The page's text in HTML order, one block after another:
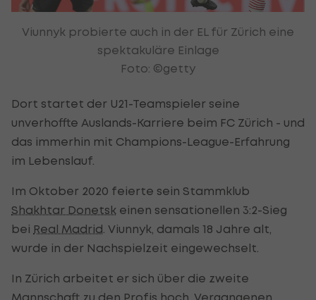
Viunnyk probierte auch in der EL für Zürich eine
spektakuläre Einlage
Foto: ©getty
Dort startet der U21-Teamspieler seine
unverhoffte Auslands-Karriere beim FC Zürich - und
das immerhin mit Champions-League-Erfahrung
im Lebenslauf.
Im Oktober 2020 feierte sein Stammklub
Shakhtar Donetsk einen sensationellen 3:2-Sieg
bei Real Madrid . Viunnyk, damals 18 Jahre alt,
wurde in der Nachspielzeit eingewechselt.
In Zürich arbeitet er sich über die zweite
Mannschaft zu den Profis hoch. Vergangenen